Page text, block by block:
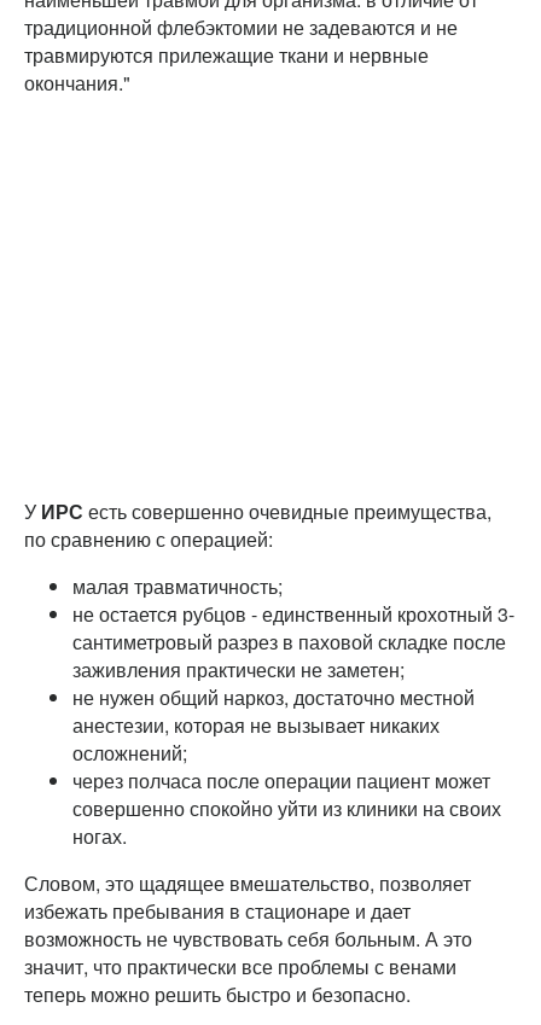
традиционной флебэктомии не задеваются и не
травмируются прилежащие ткани и нервные
окончания."
У ИРС есть совершенно очевидные преимущества,
по сравнению с операцией:
малая травматичность;
не остается рубцов - единственный крохотный 3-
сантиметровый разрез в паховой складке после
заживления практически не заметен;
не нужен общий наркоз, достаточно местной
анестезии, которая не вызывает никаких
осложнений;
через полчаса после операции пациент может
совершенно спокойно уйти из клиники на своих
ногах.
Словом, это щадящее вмешательство, позволяет
избежать пребывания в стационаре и дает
возможность не чувствовать себя больным. А это
значит, что практически все проблемы с венами
теперь можно решить быстро и безопасно.